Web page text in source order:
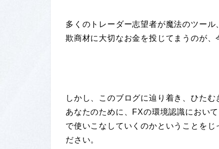
多くのトレーダー志望者が魔法のツー
欺商材に大切なお金を投じてまうのが、
しかし、このブログに辿り着き、ひた
あなたのために、FXの環境認識におい
で使いこなしていくのかということを
ださい。